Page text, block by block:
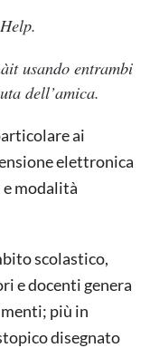
usando entrambi
dell’amica.
ai
elettronica
modalità
scolastico,
e docenti genera
più in
disegnato